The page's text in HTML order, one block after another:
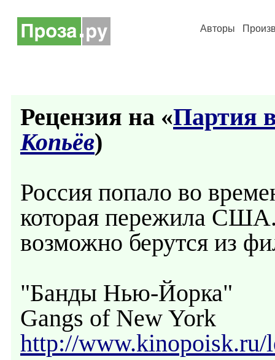
Авторы
Рецензия на «Партия
Копьёв)
Россия попало во
которая пережила
возможно берутся из
"Банды Нью-Йорка"
Gangs of New York
http://